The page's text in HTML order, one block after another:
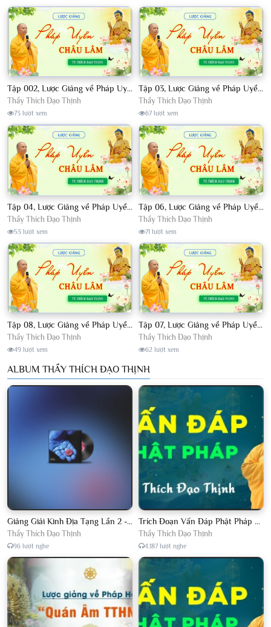
Tập 002, Lược Giảng về Pháp Uyển Châu Lâm, Chủ giảng TT. Thích Đạo Thịnh
Thầy Thích Đạo Thịnh
73 lượt xem
Tập 03, Lược Giảng về Pháp Uyển Châu Lâm, Chủ giảng TT Thích Đạo Thịnh
Thầy Thích Đạo Thịnh
67 lượt xem
Tập 04, Lược Giảng về Pháp Uyển Châu Lâm, Chủ giảng TT. Thích Đạo Thịnh
Thầy Thích Đạo Thịnh
53 lượt xem
Tập 06, Lược Giảng về Pháp Uyển Châu Lâm, Chủ giảng TT. Thích Đạo Thịnh
Thầy Thích Đạo Thịnh
71 lượt xem
Tập 08, Lược Giảng về Pháp Uyển Châu Lâm, Chủ giảng TT. Thích Đạo Thịnh.
Thầy Thích Đạo Thịnh
49 lượt xem
Tập 07, Lược Giảng về Pháp Uyển Châu Lâm, Chủ giảng TT Thích Đạo Thịnh
Thầy Thích Đạo Thịnh
62 lượt xem
ALBUM THẦY THÍCH ĐẠO THỊNH
Giảng Giải Kinh Địa Tạng Lần 2 - Thầy Thích Đạo Thịnh - Diệu Pháp Khai Tâm
Thầy Thích Đạo Thịnh
96 lượt nghe
Trích Đoạn Vấn Đáp Phật Pháp 2022
Thầy Thích Đạo Thịnh
4.187 lượt nghe